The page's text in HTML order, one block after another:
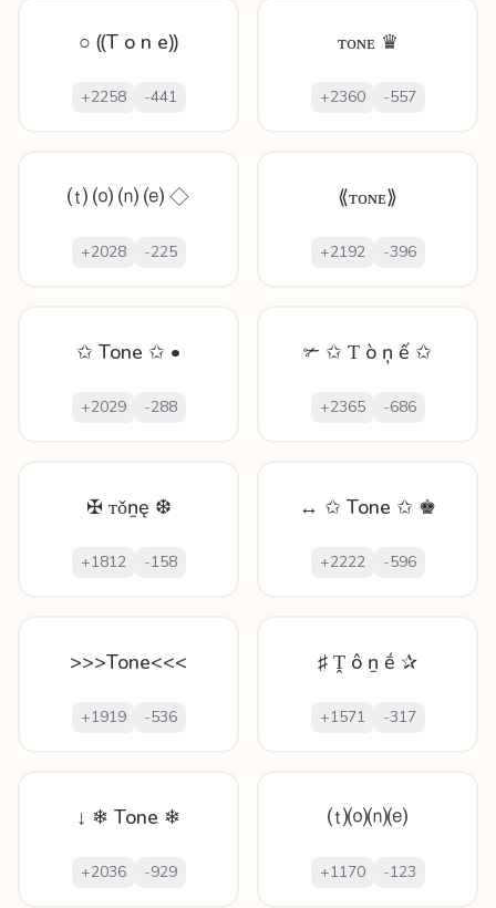
○ ⸨T o n e⸩
+2258 -441
ᴛᴏɴᴇ ♛
+2360 -557
⒯ ⒪ ⒩ ⒠ ◇
+2028 -225
⟪ᴛᴏɴᴇ⟫
+2192 -396
✩ Tone ✩ •
+2029 -288
✃ ✩ Ƭ ò ņ ế ✩
+2365 -686
✠ ᴛǒṉę ❆
+1812 -158
↔ ✩ Tone ✩ ♚
+2222 -596
>>>Tone<<<
+1919 -536
♯ Ṱ ô ṉ ḗ ✰
+1571 -317
↓ ❄ Tone ❄
+2036 -929
⒯⒪⒩⒠
+1170 -123